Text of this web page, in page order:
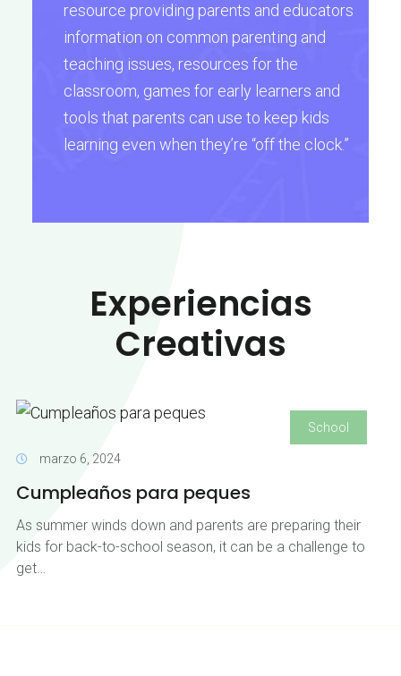
resource providing parents and educators
information on common parenting and
teaching issues, resources for the
classroom, games for early learners and
tools that parents can use to keep kids
learning even when they’re “off the clock.”
Experiencias
Creativas
School
marzo 6, 2024
Cumpleaños para peques
As summer winds down and parents are preparing their
kids for back-to-school season, it can be a challenge to
get…